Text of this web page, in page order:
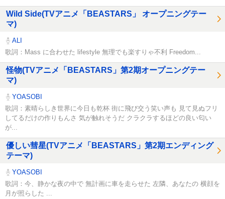
Wild Side(TVアニメ「BEASTARS」 オープニングテー
マ)
ALI
歌詞：Mass に合わせた lifestyle 無理でも楽すりゃ不利 Freedom...
怪物(TVアニメ「BEASTARS」第2期オープニングテー
マ)
YOASOBI
歌詞：素晴らしき世界に今日も乾杯 街に飛び交う笑い声も 見て見ぬフリ
してるだけの作りもんさ 気が触れそうだ クラクラするほどの良い匂い
が...
優しい彗星(TVアニメ「BEASTARS」第2期エンディング
テーマ)
YOASOBI
歌詞：今、静かな夜の中で 無計画に車を走らせた 左隣、あなたの 横顔を
月が照らした ...